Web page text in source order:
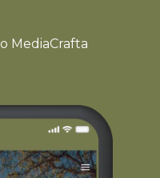
MediaCrafta